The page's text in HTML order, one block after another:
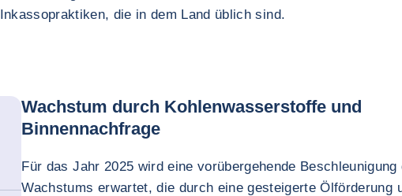
Inkassopraktiken, die in dem Land üblich sind.
Wachstum durch Kohlenwasserstoffe und
Binnennachfrage
Für das Jahr 2025 wird eine vorübergehende Beschleunigung
Wachstums erwartet, die durch eine gesteigerte Ölförderung